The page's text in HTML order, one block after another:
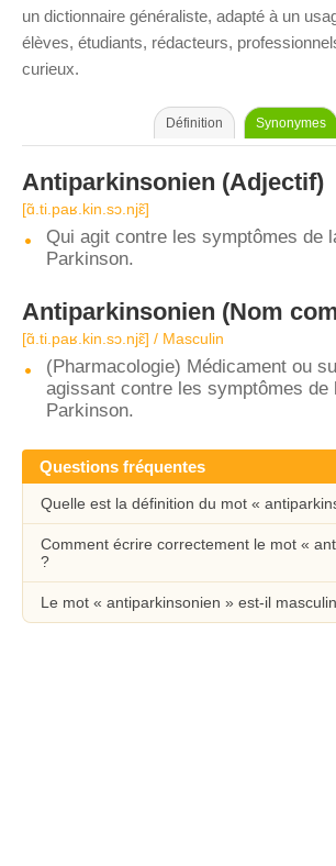
un dictionnaire généraliste, adapté à un
élèves, étudiants, rédacteurs,
curieux.
Définition Synonymes
Antiparkinsonien (Adjectif)
[ɑ̃.ti.paʁ.kin.sɔ.njɛ̃]
Qui agit contre les symptômes de
Parkinson.
Antiparkinsonien (Nom
[ɑ̃.ti.paʁ.kin.sɔ.njɛ̃] / Masculin
(Pharmacologie) Médicament ou
agissant contre les symptômes de
Parkinson.
Questions fréquentes
Quelle est la définition du mot «
Comment écrire correctement le mot «
?
Le mot « antiparkinsonien » est-il